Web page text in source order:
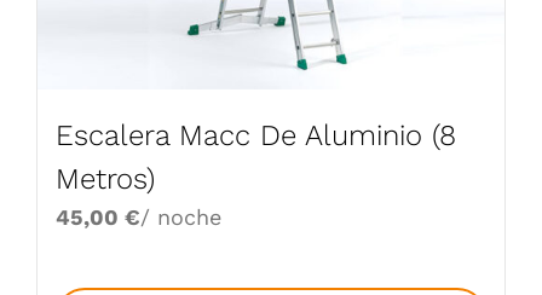
Escalera Macc De Aluminio (8
Metros)
45,00 €/ noche